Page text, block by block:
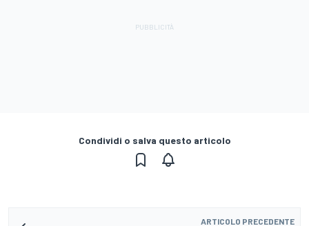
Condividi o salva questo articolo
ARTICOLO PRECEDENTE